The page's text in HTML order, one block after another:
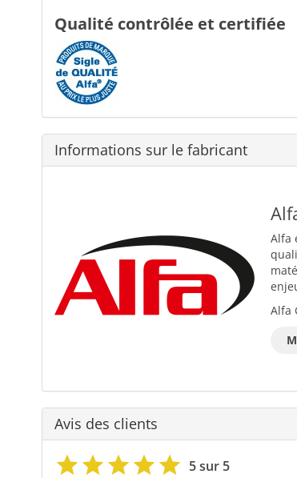
Qualité contrôlée et certifiée
Informations sur le fabricant
Alfa
Alfa
Avis des clients
5 sur 5